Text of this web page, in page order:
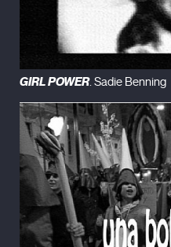
GIRL POWER. Sadie Benning